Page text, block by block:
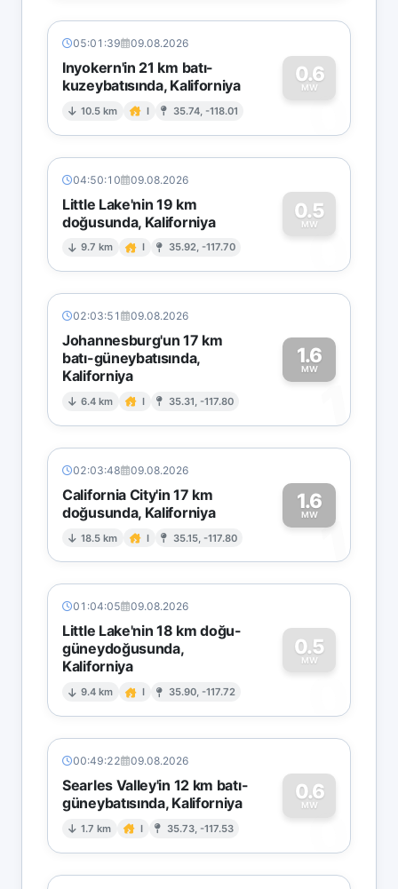
05:01:39 09.08.2026
Inyokern'in 21 km batı-
kuzeybatısında, Kaliforniya
10.5 km I 35.74, -118.01
0.6
MW
0
04:50:10 09.08.2026
Little Lake'nin 19 km
doğusunda, Kaliforniya
9.7 km I 35.92, -117.70
0.5
MW
0
02:03:51 09.08.2026
Johannesburg'un 17 km
batı-güneybatısında,
Kaliforniya
6.4 km I 35.31, -117.80
1.6
MW
1
02:03:48 09.08.2026
California City'in 17 km
doğusunda, Kaliforniya
18.5 km I 35.15, -117.80
1.6
MW1
01:04:05 09.08.2026
Little Lake'nin 18 km doğu-
güneydoğusunda,
Kaliforniya
9.4 km I 35.90, -117.72
0.5
MW
0
00:49:22 09.08.2026
Searles Valley'in 12 km batı-
güneybatısında, Kaliforniya
1.7 km I 35.73, -117.53
0.6
MW
0